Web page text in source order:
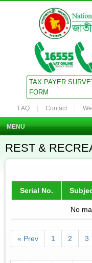
TAX PAYER
FORM
FAQ Contact
MENU
REST &
Serial No.
No
« Prev 1 2 3